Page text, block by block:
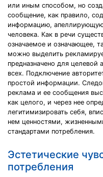
или иным способом, но
сообщение, как правило,
информацию,
человека. Как в речи
означаемое и означающее,
можно выделить
предназначено для
всех. Подключение
простой информации.
реклама и ее сообщения
как целого, и через нее
легитимизировать себя,
нем ценностями,
стандартами потребления.
Эстетические
потребления